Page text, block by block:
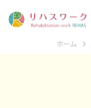
ホーム